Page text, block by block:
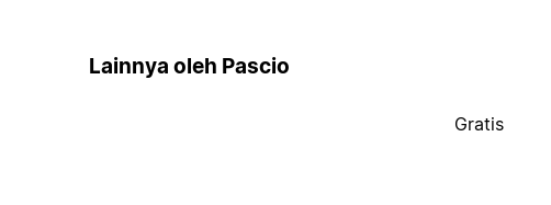
Lainnya oleh Pascio
Gratis